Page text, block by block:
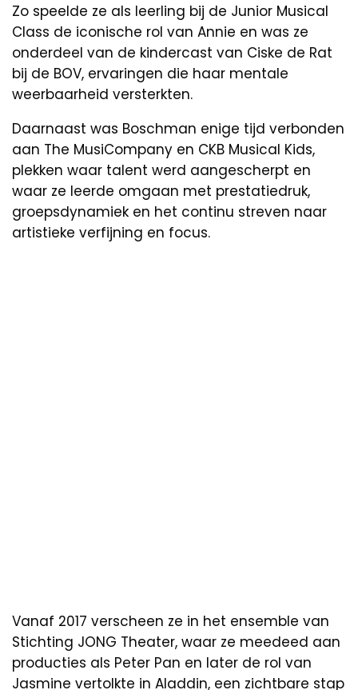
Zo speelde ze als leerling bij de Junior Musical
Class de iconische rol van Annie en was ze
onderdeel van de kindercast van Ciske de Rat
bij de BOV, ervaringen die haar mentale
weerbaarheid versterkten.
Daarnaast was Boschman enige tijd verbonden
aan The MusiCompany en CKB Musical Kids,
plekken waar talent werd aangescherpt en
waar ze leerde omgaan met prestatiedruk,
groepsdynamiek en het continu streven naar
artistieke verfijning en focus.
Vanaf 2017 verscheen ze in het ensemble van
Stichting JONG Theater, waar ze meedeed aan
producties als Peter Pan en later de rol van
Jasmine vertolkte in Aladdin, een zichtbare stap